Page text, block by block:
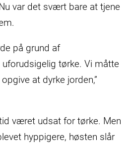
var det svært bare at tjene
på grund af
tørke. Vi måtte
at dyrke jorden,”
været udsat for tørke. Men
hyppigere, høsten slår